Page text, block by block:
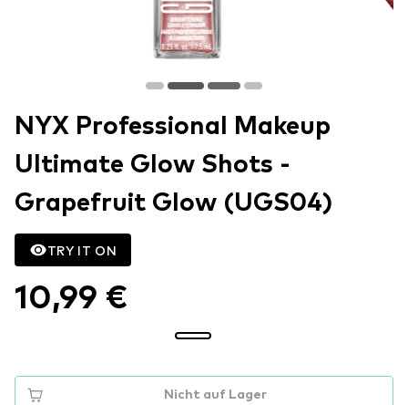
NYX Professional Makeup
Ultimate Glow Shots -
Grapefruit Glow (UGS04)
TRY IT ON
10,99 €
Nicht auf Lager